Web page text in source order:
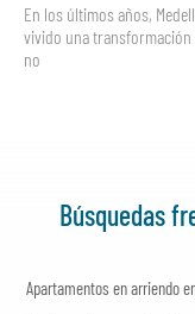
En los últimos años,
vivido una transformación
no
Búsquedas
Apartamentos en arriendo